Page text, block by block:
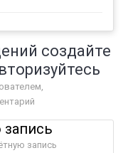
создайте
запись
запись